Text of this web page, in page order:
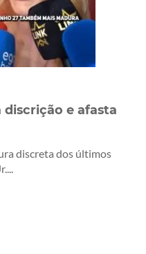
discrição e afasta
discreta dos últimos